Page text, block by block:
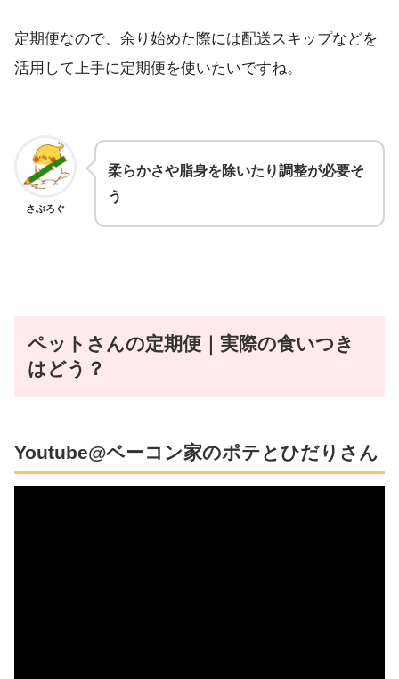
定期便なので、余り始めた際には配送スキップなどを
活用して上手に定期便を使いたいですね。
さぶろぐ
柔らかさや脂身を除いたり調整が必要そ
う
ペットさんの定期便｜実際の食いつき
はどう？
Youtube@ベーコン家のポテとひだりさん